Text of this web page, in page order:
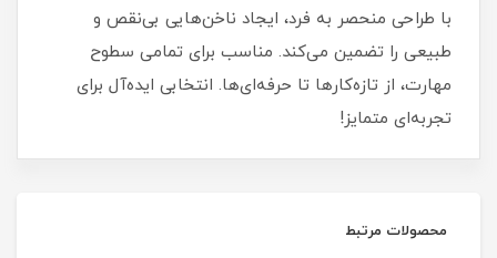
با طراحی منحصر به فرد، ایجاد ناخن‌هایی بی‌نقص و
طبیعی را تضمین می‌کند. مناسب برای تمامی سطوح
مهارت، از تازه‌کارها تا حرفه‌ای‌ها. انتخابی ایده‌آل برای
تجربه‌ای متمایز!
محصولات مرتبط